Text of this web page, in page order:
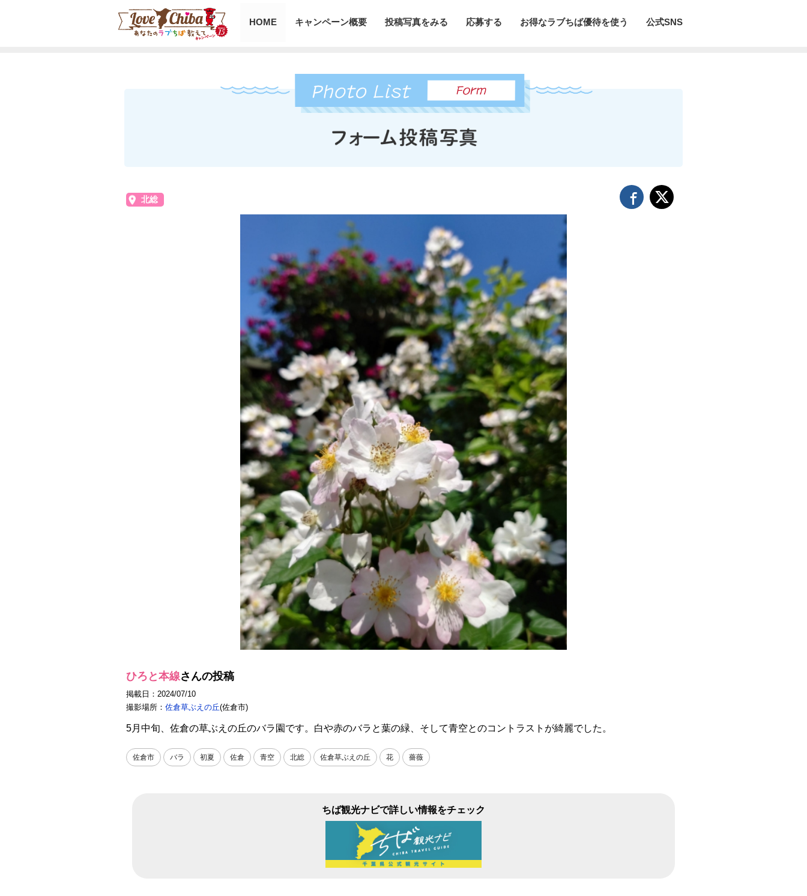
HOME キャンペーン概要 投稿写真をみる 応募する お得なラブちば優待を使う 公式SNS
北総
ひろと本線さんの投稿
掲載日：2024/07/10
撮影場所： 佐倉草ぶえの丘(佐倉市)
5月中旬、佐倉の草ぶえの丘のバラ園です。白や赤のバラと葉の緑、そして青空とのコントラストが綺麗でした。
佐倉市 バラ 初夏 佐倉 青空 北総 佐倉草ぶえの丘 花 薔薇
ちば観光ナビで詳しい情報をチェック